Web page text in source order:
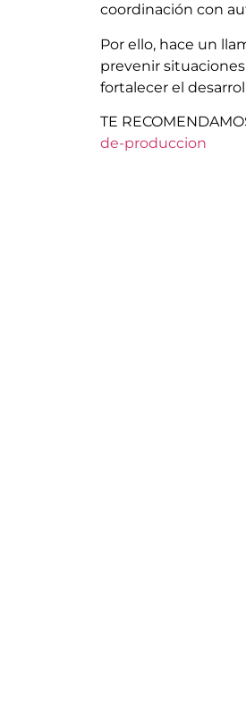
coordinación con
Por ello, hace un
prevenir
fortalecer el
TE
de-produccion